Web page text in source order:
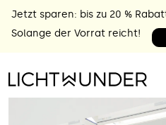
Jetzt sparen: bis zu 20 %
Solange der Vorrat reicht!